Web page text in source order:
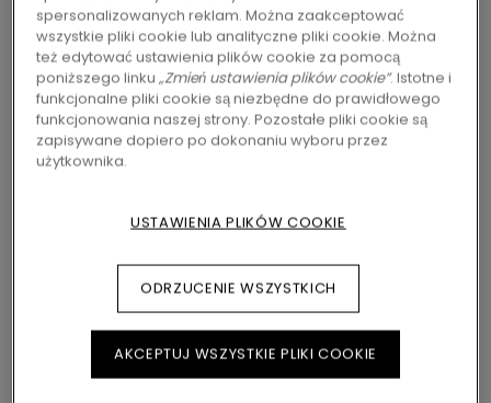
Engineered Click
Nadaje się do stosowania z ogrzewaniem
podłogowym
Zintegrowany podkład
179,95zł/m²
ZNAJDŹ DEALERA W SWOIM REGIONIE
Chcesz zobaczyć tę podłogę na żywo? Nadal
nurtują Cię jakieś pytania? Nie ma problemu!
Zawsze możesz znaleźć dealera Pergo w swoim
pobliżu.
spersonalizowanych reklam. Można zaakceptować
wszystkie pliki cookie lub analityczne pliki cookie. Można
też edytować ustawienia plików cookie za pomocą
poniższego linku„Zmień ustawienia plików cookie”. Istotne i
funkcjonalne pliki cookie są niezbędne do prawidłowego
funkcjonowania naszej strony. Pozostałe pliki cookie są
zapisywane dopiero po dokonaniu wyboru przez
użytkownika.
USTAWIENIA PLIKÓW COOKIE
ODRZUCENIE WSZYSTKICH
AKCEPTUJ WSZYSTKIE PLIKI COOKIE